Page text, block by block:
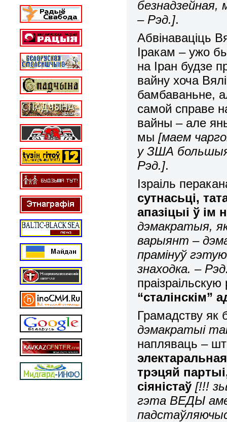
– Рэд.].
Абвінаваціць
Іракам – ужо
на Іран будзе
вайну хоча
бамбаваньне,
самой справе
вайны – але
мы[маем
у ЗША
Рэд.].
Ізраіль
сутнасьці,
апазіцыі ў ім
дэмакратыя,
варыянт –
прамінуў
знаходка. –
“сталінскім”
Грамадству
дэмакратыі
напляваць –
трэцяй
сіяністаў[!!!
гэта ВЕДЫ